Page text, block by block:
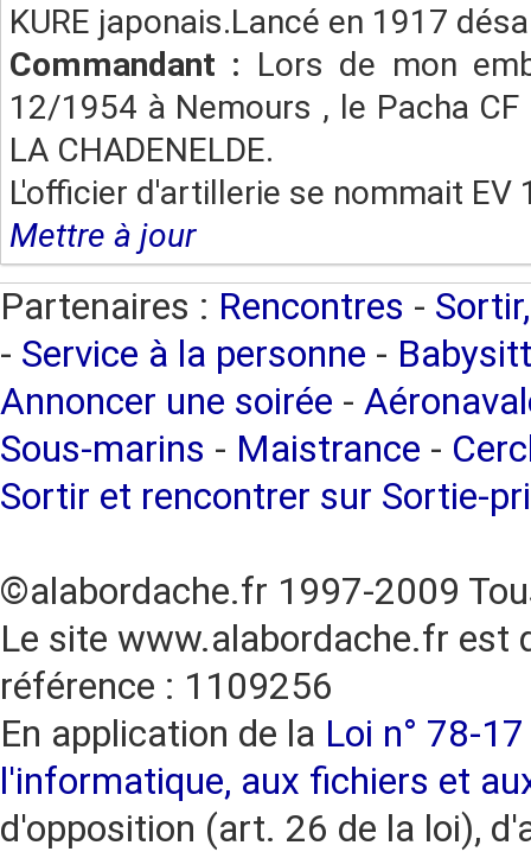
KURE japonais.Lancé en 1917
Commandant : Lors de mon
12/1954 à Nemours , le Pacha
LA CHADENELDE.
L'officier d'artillerie se nommait EV
Mettre à jour
Partenaires : Rencontres -
- Service à la personne -
Annoncer une soirée -
Sous-marins - Maistrance -
Sortir et rencontrer sur Sortie-
©alabordache.fr 1997-2009
Le site www.alabordache.fr est
référence : 1109256
En application de la Loi n° 78-
l'informatique, aux fichiers et
d'opposition (art. 26 de la loi),